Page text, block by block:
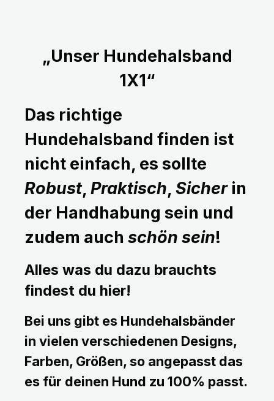
„Unser Hundehalsband
1X1“
Das richtige
Hundehalsband finden ist
nicht einfach, es sollte
Robust, Praktisch, Sicherin
der Handhabung sein und
zudem auch schön sein!
Alles was du dazu brauchts
findest du hier!
Bei uns gibt es Hundehalsbänder
in vielen verschiedenen Designs,
Farben, Größen, so angepasst das
es für deinen Hund zu 100% passt.